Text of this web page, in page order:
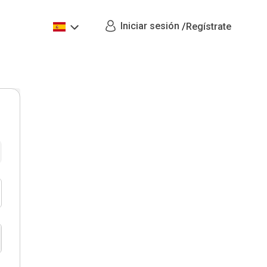
Iniciar sesión /Regístrate